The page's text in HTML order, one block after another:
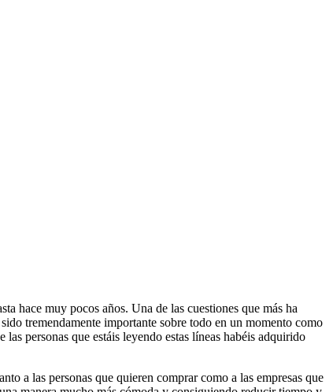
hace muy pocos años. Una de las cuestiones que más ha
tremendamente importante sobre todo en un momento como
personas que estáis leyendo estas líneas habéis adquirido
a las personas que quieren comprar como a las empresas que